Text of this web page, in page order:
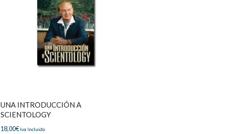
UNA INTRODUCCIÓN A
SCIENTOLOGY
18,00€ Iva Incluido